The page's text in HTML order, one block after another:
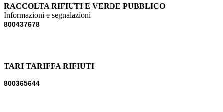
RACCOLTA RIFIUTI E VERDE PUBBLICO
Informazioni e segnalazioni
800437678
TARI TARIFFA RIFIUTI
800365644